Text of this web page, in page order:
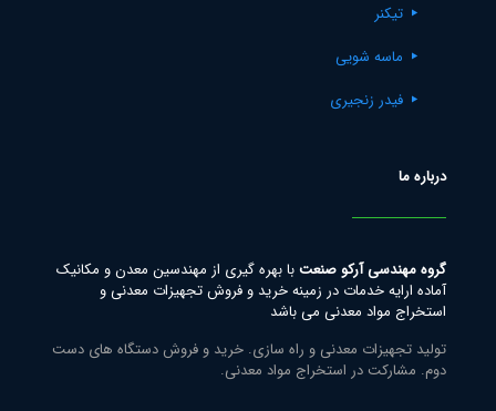
تیکنر
ماسه شویی
فیدر زنجیری
درباره ما
گروه مهندسی آرکو صنعتبا بهره گیری از مهندسین معدن و مکانیک
آماده ارایه خدمات در زمینه خرید و فروش تجهیزات معدنی و
استخراج مواد معدنی می باشد
تولید تجهیزات معدنی و راه سازی. خرید و فروش دستگاه های دست
دوم. مشارکت در استخراج مواد معدنی.